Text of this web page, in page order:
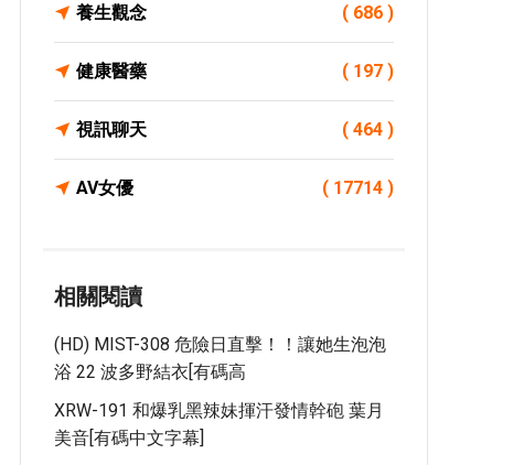
養生觀念 ( 686 )
健康醫藥 ( 197 )
視訊聊天 ( 464 )
AV女優 ( 17714 )
相關閱讀
(HD) MIST-308 危險日直擊！！讓她生泡泡
浴 22 波多野結衣[有碼高
XRW-191 和爆乳黑辣妹揮汗發情幹砲 葉月
美音[有碼中文字幕]